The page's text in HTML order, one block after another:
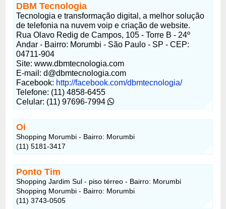
DBM Tecnologia
Tecnologia e transformação digital, a melhor solução
de telefonia na nuvem voip e criação de website.
Rua Olavo Redig de Campos, 105 - Torre B - 24º
Andar - Bairro: Morumbi - São Paulo - SP - CEP:
04711-904
Site: www.dbmtecnologia.com
E-mail:d@dbmtecnologia.com
Facebook: http://facebook.com/dbmtecnologia/
Telefone: (11) 4858-6455
Celular: (11) 97696-7994
Oi
Shopping Morumbi - Bairro: Morumbi
(11) 5181-3417
Ponto Tim
Shopping Jardim Sul - piso térreo - Bairro: Morumbi
Shopping Morumbi - Bairro: Morumbi
(11) 3743-0505